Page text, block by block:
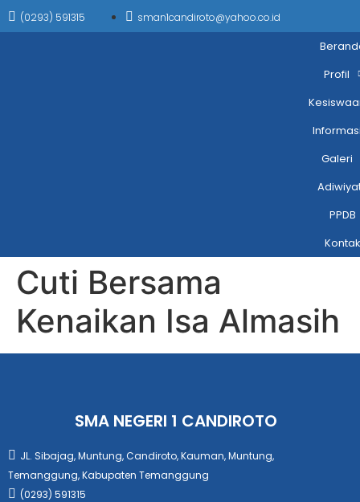
(0293) 591315 sman1candiroto@yahoo.co.id
Profil
Galeri
PPDB
Cuti Bersama
Kenaikan Isa Almasih
SMA NEGERI 1 CANDIROTO
JL. Sibajag, Muntung, Candiroto, Kauman, Muntung,
Temanggung, Kabupaten Temanggung
(0293) 591315